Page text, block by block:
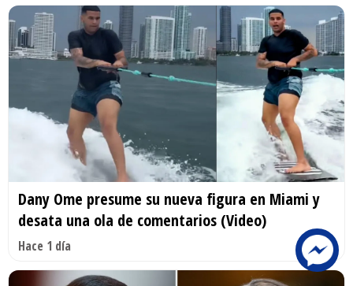
Dany Ome presume su nueva figura en Miami y
desata una ola de comentarios (Video)
Hace 1 día